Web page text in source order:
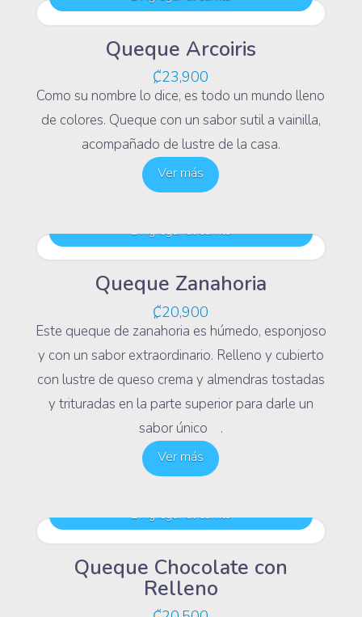
Queque Arcoiris
₡23,900
Como su nombre lo dice, es todo un mundo lleno
de colores. Queque con un sabor sutil a vainilla,
acompañado de lustre de la casa.
Ver más
Queque Zanahoria
₡20,900
Este queque de zanahoria es húmedo, esponjoso
y con un sabor extraordinario. Relleno y cubierto
con lustre de queso crema y almendras tostadas
y trituradas en la parte superior para darle un
sabor único .
Agregar al carrito
Ver más
Queque Chocolate con
Relleno
Agregar al carrito